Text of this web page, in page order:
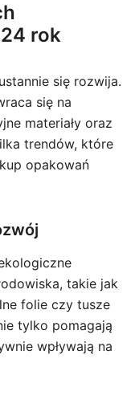
rok
się rozwija.
się na
materiały oraz
trendów, które
opakowań
takie jak
folie czy tusze
tylko pomagają
wpływają na